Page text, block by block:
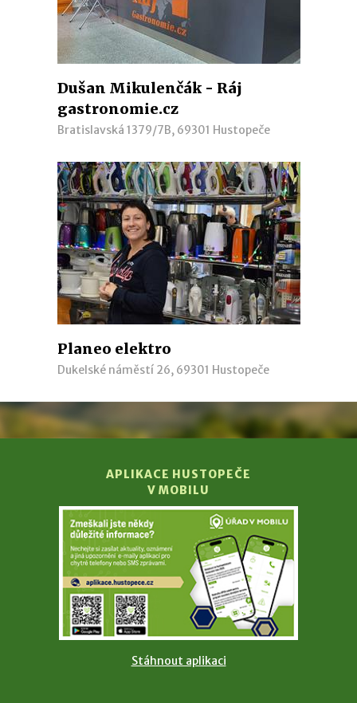
Dušan Mikulenčák - Ráj
gastronomie.cz
Bratislavská 1379/7B, 69301 Hustopeče
Planeo elektro
Dukelské náměstí 26, 69301 Hustopeče
APLIKACE HUSTOPEČE
V MOBILU
Stáhnout aplikaci